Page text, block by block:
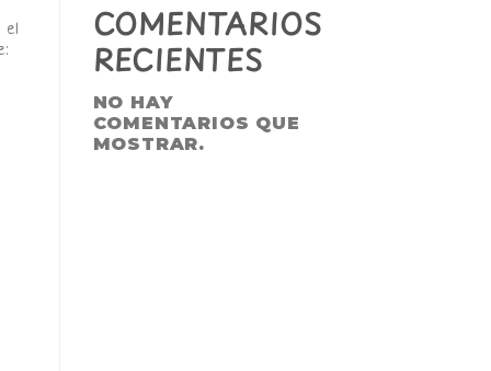
el
COMENTARIOS
RECIENTES
NO HAY
COMENTARIOS QUE
MOSTRAR.